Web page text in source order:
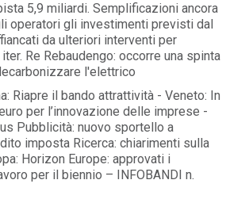
5,9 miliardi. Semplificazioni ancora
operatori gli investimenti previsti dal
da ulteriori interventi per
Re Rebaudengo: occorre una spinta
l'elettrico
Riapre il bando attrattività - Veneto: In
per l’innovazione delle imprese -
Pubblicità: nuovo sportello a
imposta Ricerca: chiarimenti sulla
Horizon Europe: approvati i
per il biennio – INFOBANDI n.